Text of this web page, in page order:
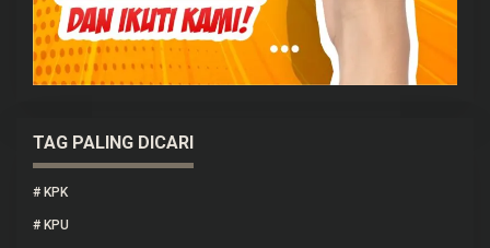
TAG PALING DICARI
# KPK
# KPU